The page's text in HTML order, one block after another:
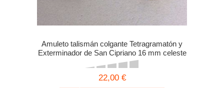
Amuleto talismán colgante Tetragramatón y
Exterminador de San Cipriano 16 mm celeste
22,00 €